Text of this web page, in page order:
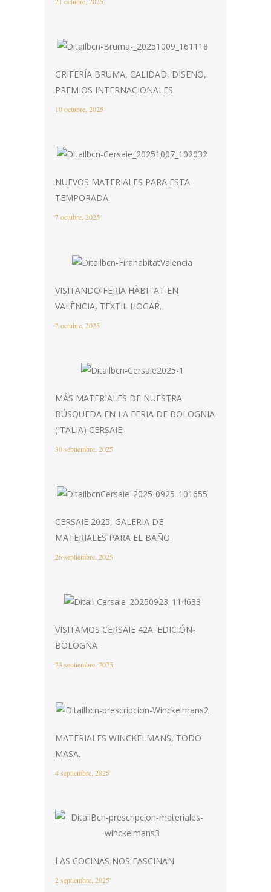
GRIFERÍA BRUMA, CALIDAD, DISEÑO,
PREMIOS INTERNACIONALES.
10 octubre, 2025
NUEVOS MATERIALES PARA ESTA
TEMPORADA.
7 octubre, 2025
VISITANDO FERIA HÀBITAT EN
VALÈNCIA, TEXTIL HOGAR.
2 octubre, 2025
MÁS MATERIALES DE NUESTRA
BÚSQUEDA EN LA FERIA DE BOLOGNIA
(ITALIA) CERSAIE.
30 septiembre, 2025
CERSAIE 2025, GALERIA DE
MATERIALES PARA EL BAÑO.
25 septiembre, 2025
VISITAMOS CERSAIE 42A. EDICIÓN-
BOLOGNA
23 septiembre, 2025
MATERIALES WINCKELMANS, TODO
MASA.
4 septiembre, 2025
LAS COCINAS NOS FASCINAN
2 septiembre, 2025